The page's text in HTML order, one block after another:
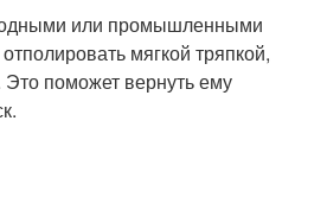
или промышленными
мягкой тряпкой,
поможет вернуть ему